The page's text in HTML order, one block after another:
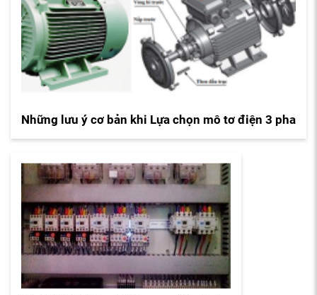
Những lưu ý cơ bản khi Lựa chọn mô tơ điện 3 pha